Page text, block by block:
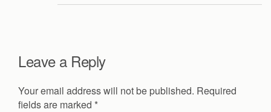
Leave a Reply
Your email address will not be published. Required
fields are marked *